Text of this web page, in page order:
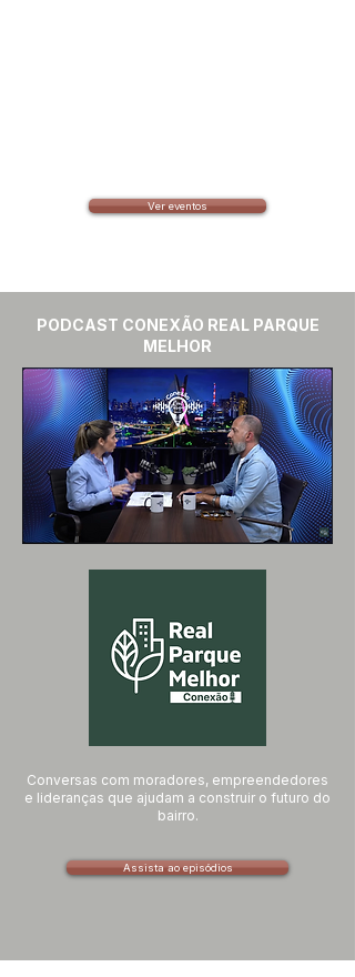
Ver eventos
PODCAST CONEXÃO REAL PARQUE
MELHOR
Conversas com moradores, empreendedores
e lideranças que ajudam a construir o futuro do
bairro.
Assista ao episódios